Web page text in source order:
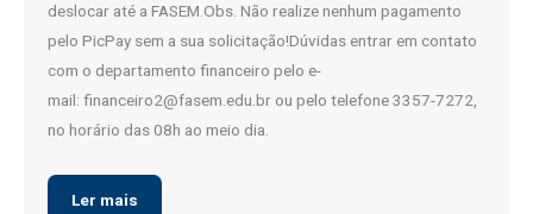
deslocar até a FASEM.Obs. Não realize nenhum pagamento
pelo PicPay sem a sua solicitação!Dúvidas entrar em contato
com o departamento financeiro pelo e-
mail: financeiro2@fasem.edu.br ou pelo telefone 3357-7272,
no horário das 08h ao meio dia.
Ler mais